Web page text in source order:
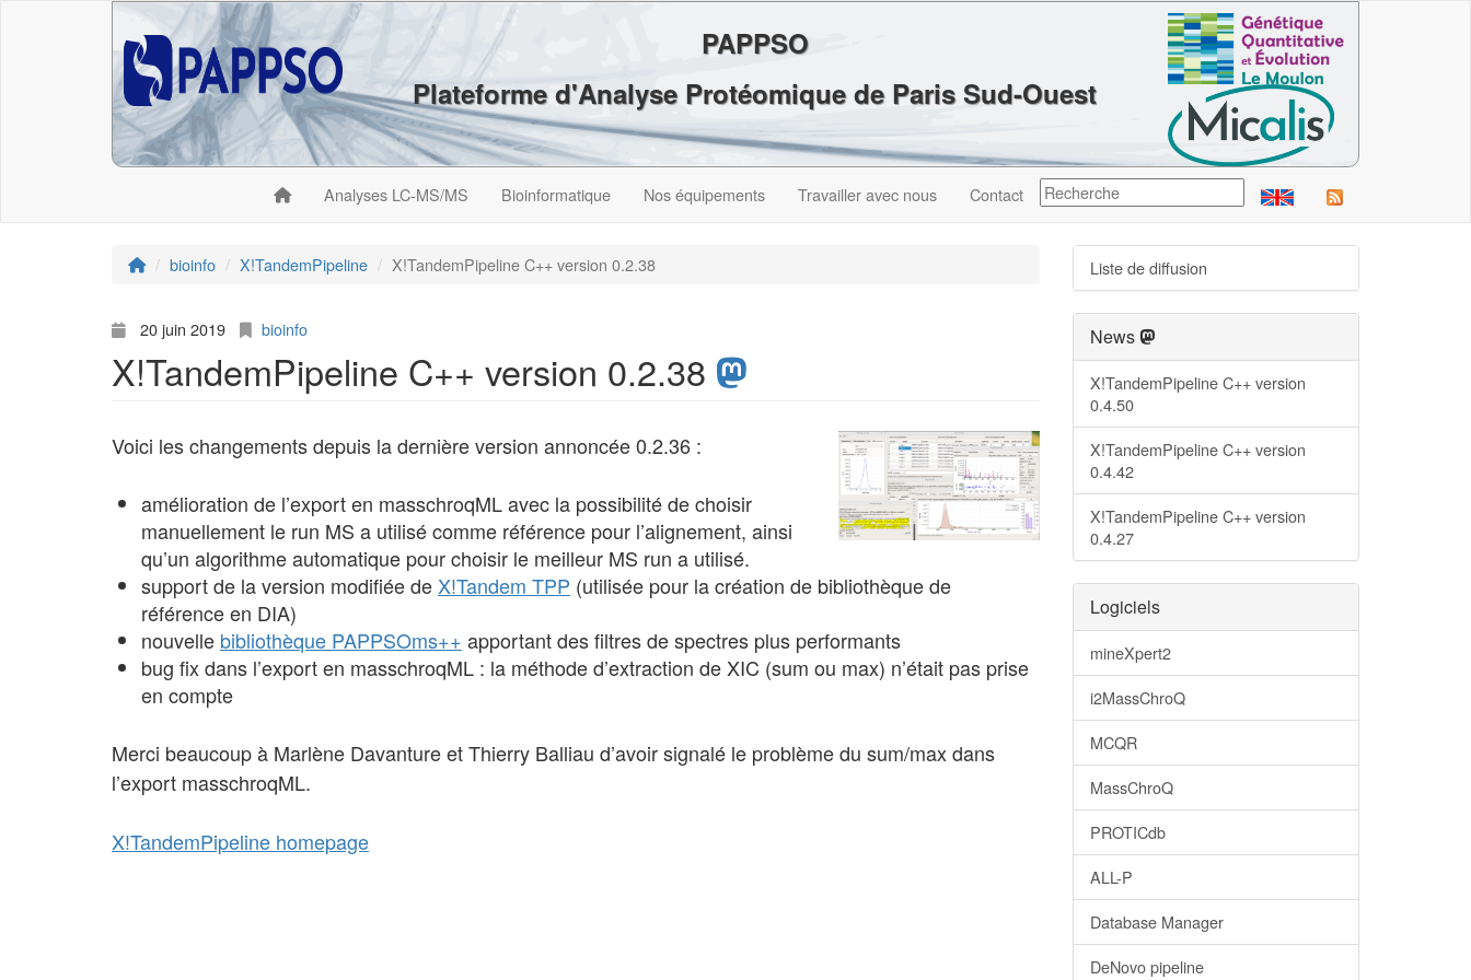
PAPPSO
Plateforme d'Analyse Protéomique de Paris Sud-Ouest
Contact
Travailler avec nous
Nos équipements
Bioinformatique
Analyses LC-MS/MS
bioinfo X!TandemPipeline X!TandemPipeline C++ version 0.2.38
20 juin 2019 bioinfo
X!TandemPipeline C++ version 0.2.38
Voici les changements depuis la dernière version annoncée 0.2.36 :
amélioration de l’export en masschroqML avec la possibilité de choisir
manuellement le run MS a utilisé comme référence pour l’alignement, ainsi
qu’un algorithme automatique pour choisir le meilleur MS run a utilisé.
support de la version modifiée de X!Tandem TPP (utilisée pour la création de bibliothèque de
référence en DIA)
nouvelle bibliothèque PAPPSOms++ apportant des filtres de spectres plus performants
bug fix dans l’export en masschroqML : la méthode d’extraction de XIC (sum ou max) n’était pas prise
en compte
Merci beaucoup à Marlène Davanture et Thierry Balliau d’avoir signalé le problème du sum/max dans
l’export masschroqML.
X!TandemPipeline homepage
Liste de diffusion
News
X!TandemPipeline C++ version
0.4.50
X!TandemPipeline C++ version
0.4.42
X!TandemPipeline C++ version
0.4.27
Logiciels
mineXpert2
i2MassChroQ
MCQR
MassChroQ
PROTICdb
ALL-P
Database Manager
DeNovo pipeline